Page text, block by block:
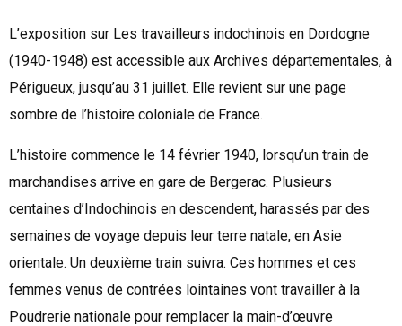
L’exposition sur Les travailleurs indochinois en Dordogne
(1940-1948) est accessible aux Archives départementales, à
Périgueux, jusqu’au 31 juillet. Elle revient sur une page
sombre de l’histoire coloniale de France.
L’histoire commence le 14 février 1940, lorsqu’un train de
marchandises arrive en gare de Bergerac. Plusieurs
centaines d’Indochinois en descendent, harassés par des
semaines de voyage depuis leur terre natale, en Asie
orientale. Un deuxième train suivra. Ces hommes et ces
femmes venus de contrées lointaines vont travailler à la
Poudrerie nationale pour remplacer la main-d’œuvre